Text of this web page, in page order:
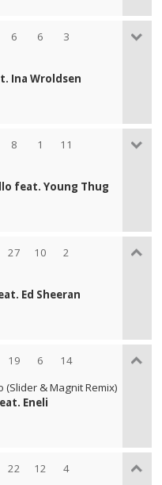
6 6 3
Ina Wroldsen
8 1 11
feat. Young Thug
27 10 2
Ed Sheeran
19 6 14
(Slider & Magnit Remix)
Eneli
22 12 4